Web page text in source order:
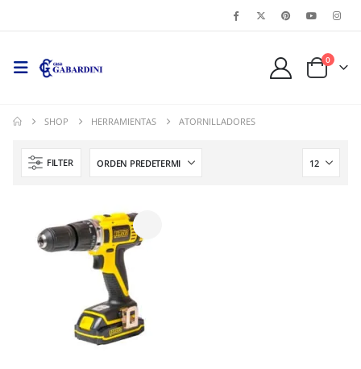
0
SHOP HERRAMIENTAS ATORNILLADORES
FILTER